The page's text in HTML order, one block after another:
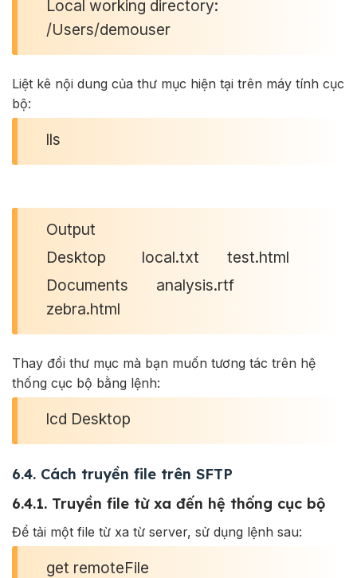
Local working directory:
/Users/demouser
Liệt kê nội dung của thư mục hiện tại trên máy tính cục
bộ:
lls
Output
Desktop local.txt test.html
Documents analysis.rtf
zebra.html
Thay đổi thư mục mà bạn muốn tương tác trên hệ
thống cục bộ bằng lệnh:
lcd Desktop
6.4. Cách truyền file trên SFTP
6.4.1. Truyền file từ xa đến hệ thống cục bộ
Để tải một file từ xa từ server, sử dụng lệnh sau:
get remoteFile